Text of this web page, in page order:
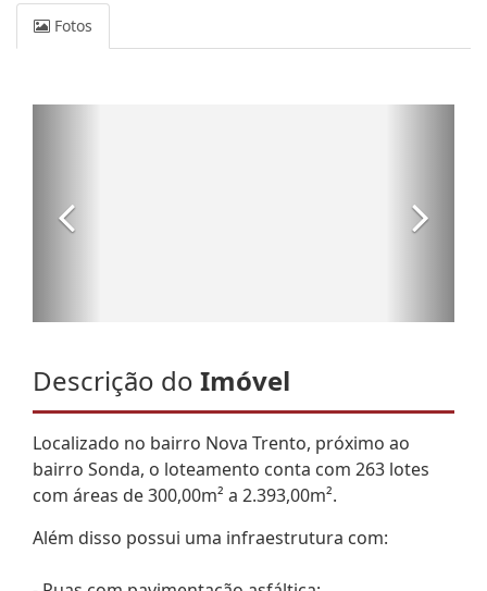
Fotos
Descrição do Imóvel
Localizado no bairro Nova Trento, próximo ao
bairro Sonda, o loteamento conta com 263 lotes
com áreas de 300,00m² a 2.393,00m².
Além disso possui uma infraestrutura com: